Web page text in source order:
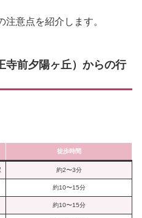
意点を紹介します。
寺前夕陽ヶ丘）からの行
徒歩時間
約2〜3分
約10〜15分
約10〜15分